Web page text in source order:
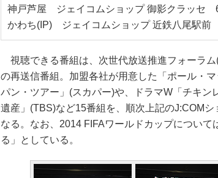
神戸芦屋 ジェイコムショップ 御影クラッセ
かわち(IP) ジェイコムショップ 近鉄八尾駅前
視聴できる番組は、次世代放送推進フォーラム
の再送信番組。加盟各社が用意した「ポール・
パン・ツアー」(スカパー)や、ドラマW「チキン
遺産」(TBS)など15番組を、順次上記のJ:COM
なる。なお、2014 FIFAワールドカップについて
る」としている。